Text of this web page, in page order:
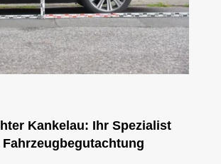
Kankelau: Ihr Spezialist